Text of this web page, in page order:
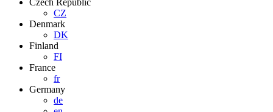
Czech Republic
CZ
Denmark
DK
Finland
FI
France
fr
Germany
de